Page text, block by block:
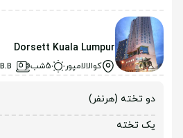
Dorsett Kuala Lumpur
کوالالامپور 5شب
دو تخته (هرنفر)
یک تخته